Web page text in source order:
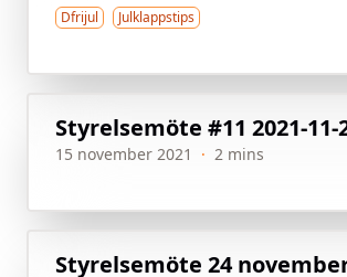
Dfrijul Julklappstips
Styrelsemöte #11 2021-11-
15 november 2021 · 2 mins
Styrelsemöte 24